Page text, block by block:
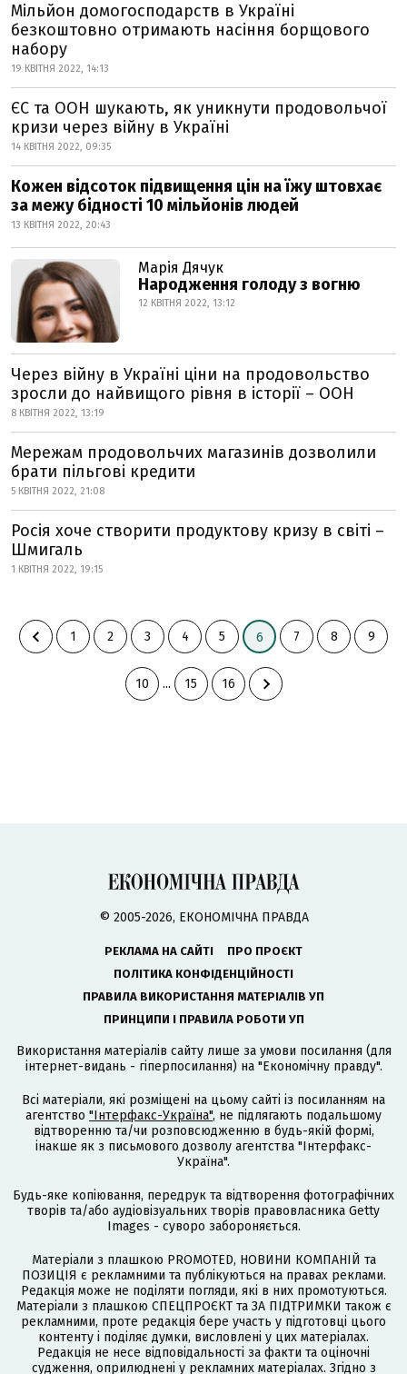
Мільйон домогосподарств в Україні
безкоштовно отримають насіння борщового
набору
19 КВІТНЯ 2022, 14:13
ЄС та ООН шукають, як уникнути продовольчої
кризи через війну в Україні
14 КВІТНЯ 2022, 09:35
Кожен відсоток підвищення цін на їжу штовхає
за межу бідності 10 мільйонів людей
13 КВІТНЯ 2022, 20:43
Марія Дячук
Народження голоду з вогню
12 КВІТНЯ 2022, 13:12
Через війну в Україні ціни на продовольство
зросли до найвищого рівня в історії – ООН
8 КВІТНЯ 2022, 13:19
Мережам продовольчих магазинів дозволили
брати пільгові кредити
5 КВІТНЯ 2022, 21:08
Росія хоче створити продуктову кризу в світі –
Шмигаль
1 КВІТНЯ 2022, 19:15
1 2 3 4 5 6 7 8 9
10 ... 15 16
© 2005-2026, ЕКОНОМІЧНА ПРАВДА
РЕКЛАМА НА САЙТІ
ПРО ПРОЄКТ
ПОЛІТИКА КОНФІДЕНЦІЙНОСТІ
ПРАВИЛА ВИКОРИСТАННЯ МАТЕРІАЛІВ УП
ПРИНЦИПИ І ПРАВИЛА РОБОТИ УП
Використання матеріалів сайту лише за умови посилання (для
інтернет-видань - гіперпосилання) на "Економічну правду".
Всі матеріали, які розміщені на цьому сайті із посиланням на
агентство "Інтерфакс-Україна", не підлягають подальшому
відтворенню та/чи розповсюдженню в будь-якій формі,
інакше як з письмового дозволу агентства "Інтерфакс-
Україна".
Будь-яке копіювання, передрук та відтворення фотографічних
творів та/або аудіовізуальних творів правовласника Getty
Images - суворо забороняється.
Матеріали з плашкою PROMOTED, НОВИНИ КОМПАНІЙ та
ПОЗИЦІЯ є рекламними та публікуються на правах реклами.
Редакція може не поділяти погляди, які в них промотуються.
Матеріали з плашкою СПЕЦПРОЄКТ та ЗА ПІДТРИМКИ також є
рекламними, проте редакція бере участь у підготовці цього
контенту і поділяє думки, висловлені у цих матеріалах.
Редакція не несе відповідальності за факти та оціночні
судження, оприлюднені у рекламних матеріалах. Згідно з